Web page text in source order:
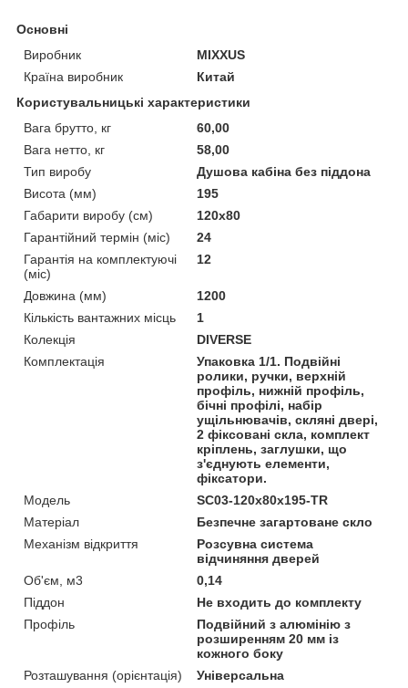
Основні
Виробник
MIXXUS
Країна виробник
Китай
Користувальницькі характеристики
Вага брутто, кг
60,00
Вага нетто, кг
58,00
Тип виробу
Душова кабіна без піддона
Висота (мм)
195
Габарити виробу (см)
120x80
Гарантійний термін (міс)
24
Гарантія на комплектуючі
(міс)
12
Довжина (мм)
1200
Кількість вантажних місць
1
Колекція
DIVERSE
Комплектація
Упаковка 1/1. Подвійні
ролики, ручки, верхній
профіль, нижній профіль,
бічні профілі, набір
ущільнювачів, скляні двері,
2 фіксовані скла, комплект
кріплень, заглушки, що
з'єднують елементи,
фіксатори.
Мoдель
SC03-120x80x195-TR
Матеріал
Безпечне загартоване скло
Механізм відкриття
Розсувна система
відчиняння дверей
Об'єм, м3
0,14
Піддон
Не входить до комплекту
Профіль
Подвійний з алюмінію з
розширенням 20 мм із
кожного боку
Розташування (орієнтація)
Універсальна